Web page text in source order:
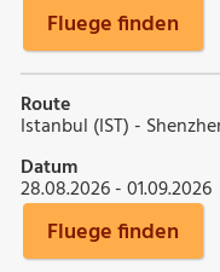
Fluege finden
Route
Istanbul (IST) -
Datum
28.08.2026 - 01.09.2026
Fluege finden